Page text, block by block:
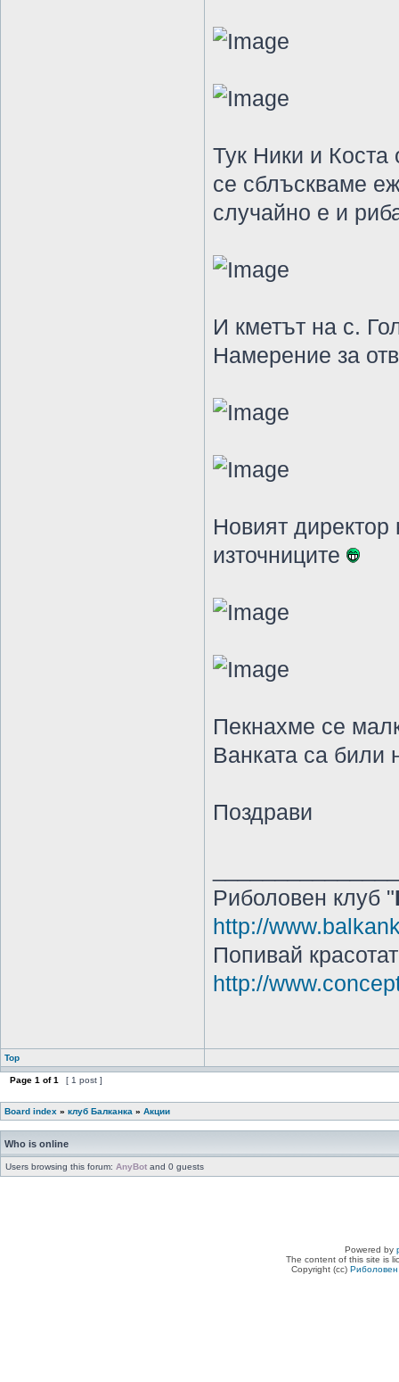
Тук Ники и Коста
се сблъскваме
случайно е и
И кметът на с.
Намерение за
Новият
източниците
Пекнахме се
Ванката са били
Поздрави
Риболовен клуб "
http://
Попивай
http://
Top
Page 1 of1 [ 1 post ]
Board index » клуб Балканка » Акции
Who is online
Users browsing this forum: AnyBot and 0 guests
Powered by
The content of this site is
Copyright (cc)